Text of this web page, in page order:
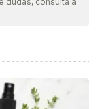
artículo fue
(2009).
estado actual
Psicología, 41